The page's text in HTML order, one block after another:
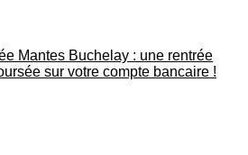
Mantes Buchelay : une rentrée
sur votre compte bancaire !